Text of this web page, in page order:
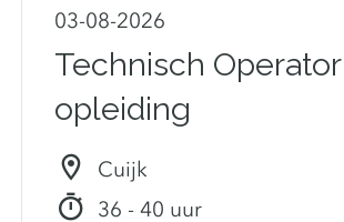
03-08-2026
Technisch
opleiding
Cuijk
36 - 40 uur